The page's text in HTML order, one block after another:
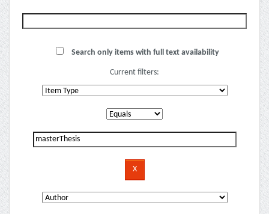
Search only items with full text availability
Current filters: